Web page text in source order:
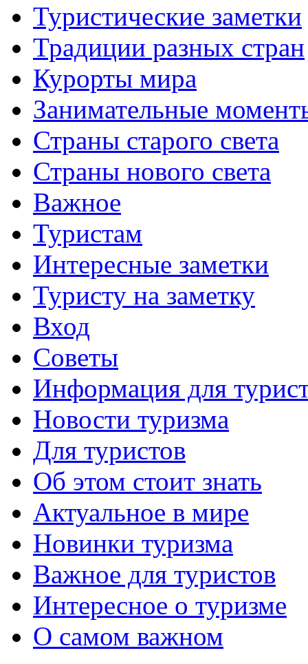
Туристические заметки
Традиции разных стран
Курорты мира
Занимательные
Страны старого света
Страны нового света
Важное
Туристам
Интересные заметки
Туристу на заметку
Вход
Советы
Информация для
Новости туризма
Для туристов
Об этом стоит знать
Актуальное в мире
Новинки туризма
Важное для туристов
Интересное о туризме
О самом важном